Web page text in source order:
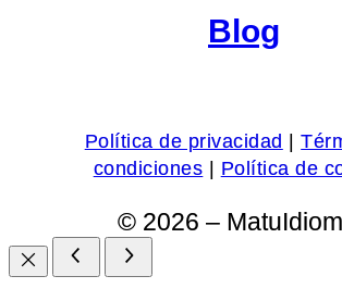
Blog
Política de privacidad |
condiciones | Política de
© 2026 –